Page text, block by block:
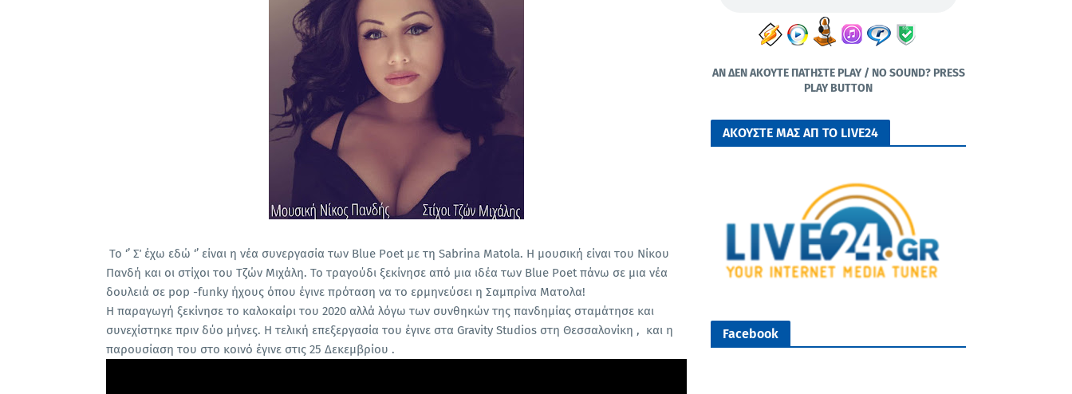
To ‘’ Σ΄ έχω εδώ ‘’ είναι η νέα συνεργασία των Blue Poet με τη Sabrina Matola. Η μουσική είναι του Νίκου
Πανδή και οι στίχοι του Τζών Μιχάλη. Το τραγούδι ξεκίνησε από μια ιδέα των Blue Poet πάνω σε μια νέα
δουλειά σε pop -funky ήχους όπου έγινε πρόταση να το ερμηνεύσει η Σαμπρίνα Ματολα!
Η παραγωγή ξεκίνησε το καλοκαίρι του 2020 αλλά λόγω των συνθηκών της πανδημίας σταμάτησε και
συνεχίστηκε πριν δύο μήνες. Η τελική επεξεργασία του έγινε στα Gravity Studios στη Θεσσαλονίκη , και η
παρουσίαση του στο κοινό έγινε στις 25 Δεκεμβρίου .
ΑΝ ΔΕΝ ΑΚΟΥΤΕ ΠΑΤΗΣΤΕ PLAY / NO SOUND? PRESS
PLAY BUTTON
ΑΚΟΥΣΤΕ ΜΑΣ ΑΠ ΤΟ LIVE24
Facebook